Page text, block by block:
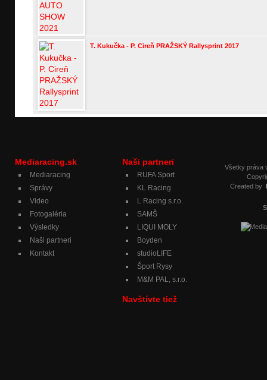
T. Kukučka - P. Cireň PRAŽSKÝ Rallysprint 2017
Mediaracing.sk
Mediaracing
Správy
Video
Fotogaléria
Výsledky
Naši partneri
Kontakt
Všetky práva
Created by
Naši partneri
RUFA Sport
KL Racing
L Racing s.r.o.
SAMŠ
LIQUI MOLY
Boyden
studioLIFE
Šport Rysy
M&M PAL, s.r.o.
Navštívte tiež